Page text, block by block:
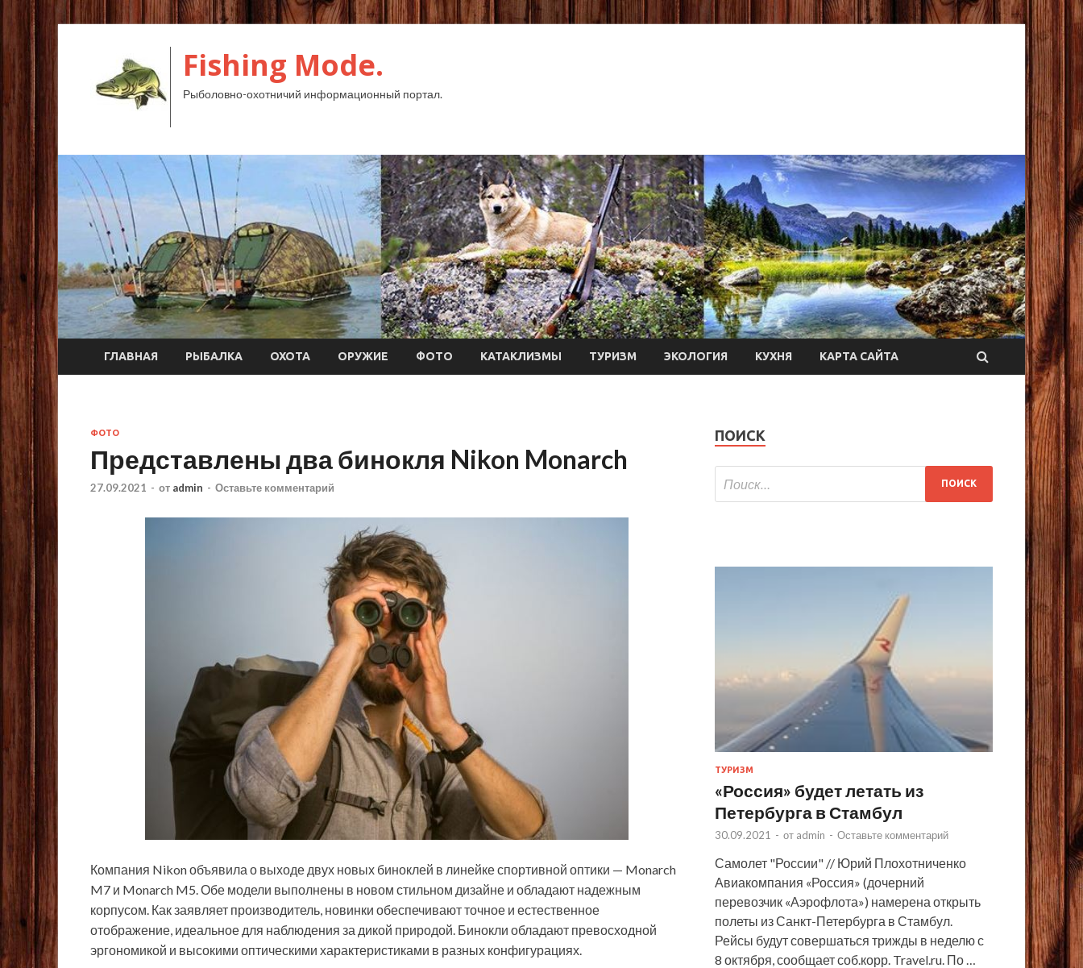
Fishing Mode.
Рыболовно-охотничий информационный портал.
ГЛАВНАЯ РЫБАЛКА ОХОТА ОРУЖИЕ ФОТО КАТАКЛИЗМЫ ТУРИЗМ ЭКОЛОГИЯ КУХНЯ КАРТА САЙТА
ФОТО
Представлены два бинокля Nikon Monarch
27.09.2021 - от admin - Оставьте комментарий
Компания Nikon объявила о выходе двух новых биноклей в линейке спортивной оптики — Monarch
M7 и Monarch M5. Обе модели выполнены в новом стильном дизайне и обладают надежным
корпусом. Как заявляет производитель, новинки обеспечивают точное и естественное
отображение, идеальное для наблюдения за дикой природой. Бинокли обладают превосходной
эргономикой и высокими оптическими характеристиками в разных конфигурациях.
ПОИСК
ТУРИЗМ
«Россия» будет летать из
Петербурга в Стамбул
30.09.2021 - от admin - Оставьте комментарий
Самолет "России" // Юрий Плохотниченко
Авиакомпания «Россия» (дочерний
перевозчик «Аэрофлота») намерена открыть
полеты из Санкт-Петербурга в Стамбул.
Рейсы будут совершаться трижды в неделю с
8 октября, сообщает соб.корр. Travel.ru. По …